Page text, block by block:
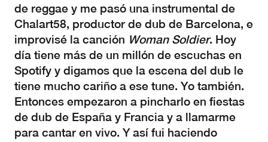
de reggae y me pasó una instrumental de
Chalart58, productor de dub de Barcelona, e
improvisé la canción Woman Soldier. Hoy
día tiene más de un millón de escuchas en
Spotify y digamos que la escena del dub le
tiene mucho cariño a ese tune. Yo también.
Entonces empezaron a pincharlo en fiestas
de dub de España y Francia y a llamarme
para cantar en vivo. Y así fui haciendo